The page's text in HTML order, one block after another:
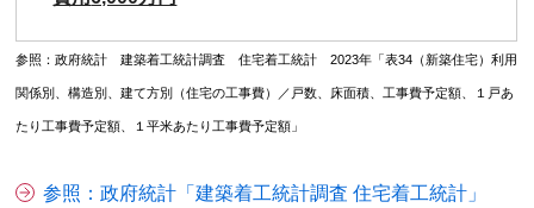
参照：政府統計 建築着工統計調査 住宅着工統計 2023年「表34（新築住宅）利用
関係別、構造別、建て方別（住宅の工事費）／戸数、床面積、工事費予定額、１戸あ
たり工事費予定額、１平米あたり工事費予定額」
参照：政府統計「建築着工統計調査 住宅着工統計」